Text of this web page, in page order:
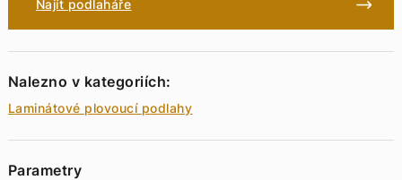
Najít podlaháře
Nalezno v kategoriích:
Laminátové plovoucí podlahy
Parametry